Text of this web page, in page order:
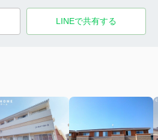
LINEで共有する